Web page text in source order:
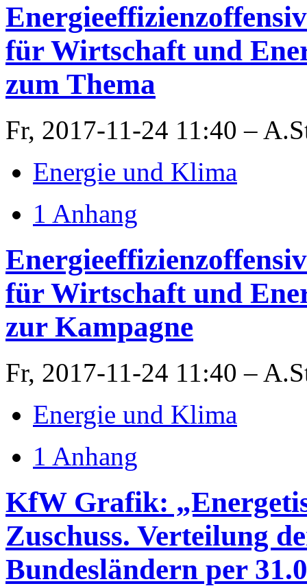
für Wirtschaft und
zum Thema
Fr, 2017-11-24 11:40 –
Energie und Klima
1 Anhang
für Wirtschaft und
zur Kampagne
Fr, 2017-11-24 11:40 –
Energie und Klima
1 Anhang
KfW Grafik:
Zuschuss. Verteilung
Bundesländern per